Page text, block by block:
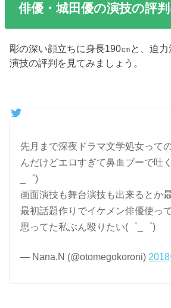
俳優・城田優の演技の評
彫の深い顔立ちに身長190㎝と、迫
演技の評判を見てみましょう。
先月まで深夜ドラマ文学処女って
んだけどエロすぎて鼻血ブーで吐
_゜)
画面演技も舞台演技も出来るとか
最初話題作りでイケメン俳優使っ
思ってた私ぶん殴りたい(゜_゜)
— Nana.N (@otomegokoroni)